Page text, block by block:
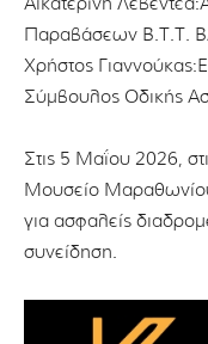
Αικατερίνη
Παραβάσεων Β.Τ.Τ. ΒΑ
Χρήστος
Σύμβουλος Οδικής
Στις 5 Μαΐου 2026,
Μουσείο
για ασφαλείς
συνείδηση.